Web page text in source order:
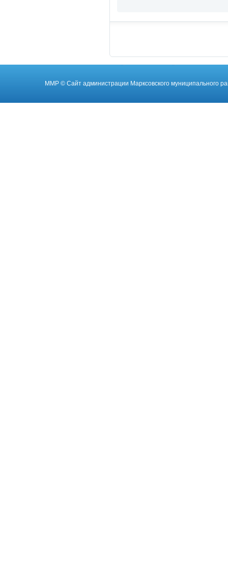
ММР © Cайт администрации Марксовского муниципального